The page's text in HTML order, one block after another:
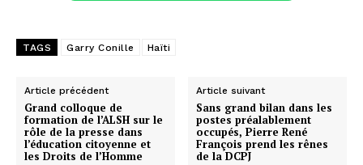
TAGS Garry Conille Haïti
Article précédent
Grand colloque de
formation de l’ALSH sur le
rôle de la presse dans
l’éducation citoyenne et
les Droits de l’Homme
Article suivant
Sans grand bilan dans les
postes préalablement
occupés, Pierre René
François prend les rênes
de la DCPJ